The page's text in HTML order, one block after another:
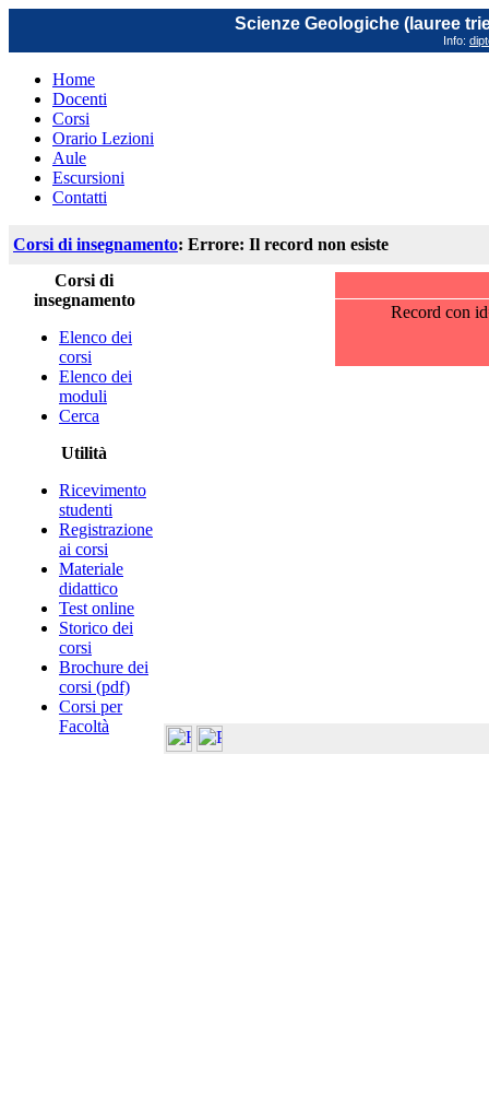
Scienze Geologiche (lauree
Info:
Home
Docenti
Corsi
Orario Lezioni
Aule
Escursioni
Contatti
Corsi di insegnamento: Errore: Il record non esiste
Corsi di
insegnamento
Elenco dei
corsi
Elenco dei
moduli
Cerca
Utilità
Ricevimento
studenti
Registrazione
ai corsi
Materiale
didattico
Test online
Storico dei
corsi
Brochure dei
corsi (pdf)
Corsi per
Facoltà
Record con